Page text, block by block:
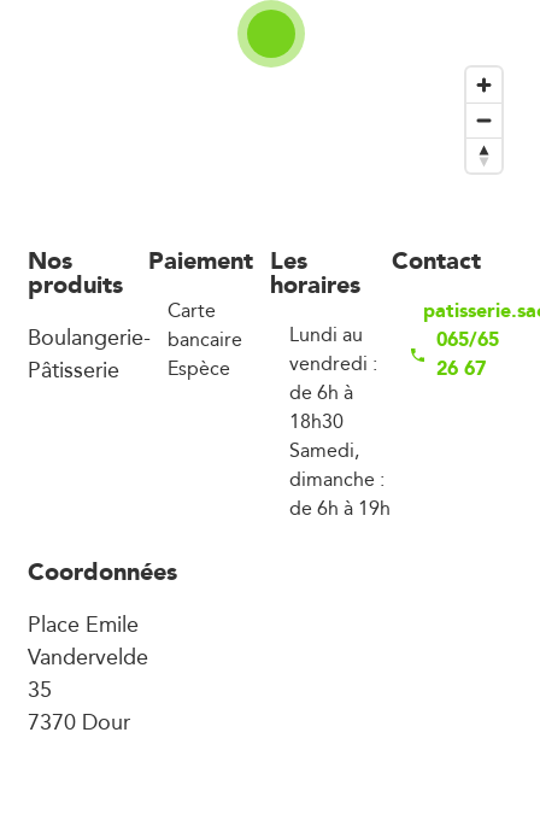
Nos
produits
Boulangerie-
Pâtisserie
Paiement
Carte
bancaire
Espèce
Les
horaires
Lundi au
vendredi :
de 6h à
18h30
Samedi,
dimanche :
de 6h à 19h
Contact
065/65
26 67
Coordonnées
Place Emile
Vandervelde
35
7370 Dour